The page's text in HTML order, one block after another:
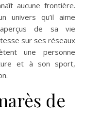
aucune frontière.
univers qu’il aime
de sa vie
sur ses réseaux
une personne
et à son sport,
de